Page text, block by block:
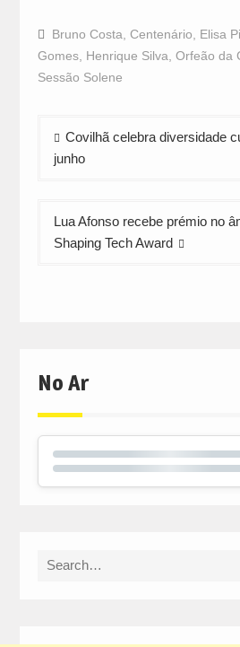
Facebook
(Opens
in
new
window)
WhatsApp
(Opens
in
new
window)
Twitter
(Opens
in
new
Bruno Costa Centenário Elisa
Gomes, Henrique Silva Orfeão da
Sessão Solene
Navegação
de
Covilhã celebra diversidade
junho
Lua Afonso recebe prémio no
Shaping Tech Award
No Ar
Search